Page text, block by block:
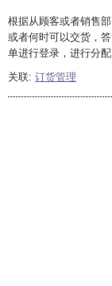
根据从顾客或者销售
或者何时可以交货，
单进行登录，进行分
关联: 订货管理